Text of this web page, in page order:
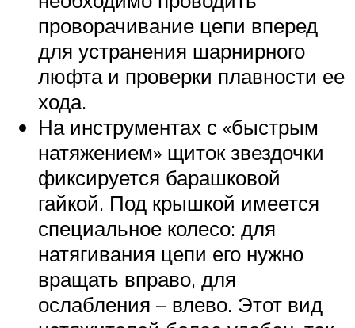
проворачивание цепи вперед
для устранения шарнирного
люфта и проверки плавности ее
хода.
На инструментах с «быстрым
натяжением» щиток звездочки
фиксируется барашковой
гайкой. Под крышкой имеется
специальное колесо: для
натягивания цепи его нужно
вращать вправо, для
ослабления – влево. Этот вид